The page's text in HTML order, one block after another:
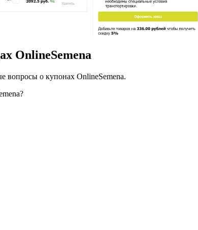
OnlineSemena
вопросы о купонах OnlineSemena.